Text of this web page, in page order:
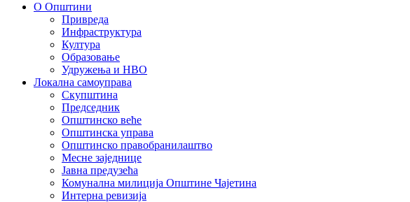
О Општини
Привреда
Инфраструктура
Култура
Образовање
Удружења и НВО
Локална самоуправа
Скупштина
Председник
Општинско веће
Општинска управа
Општинско правобранилаштво
Месне заједнице
Јавна предузећа
Комунална милиција Општине Чајетина
Интерна ревизија